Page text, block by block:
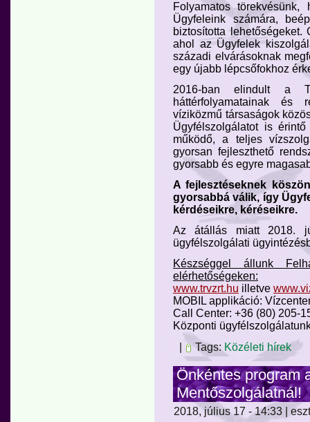
Folyamatos
Ügyfeleink számára,
biztosította
ahol az Ügyfelek
századi elvárásoknak
egy újabb lépcsőfokhoz
2016-ban elindult a
háttérfolyamatainak és
víziközmű társaságok
Ügyfélszolgálatot is
működő, a teljes
gyorsan fejleszthető
gyorsabb és egyre
A fejlesztéseknek
gyorsabbá válik, így
kérdéseikre, kéréseikre.
Az átállás miatt 2018.
ügyfélszolgálati
Készséggel állunk
elérhetőségeken:
www.trvzrt.hu illetve
MOBIL applikáció:
Call Center: +36 (80) 205-
Központi
Tags: Közéleti hírek
Önkéntes program
Mentőszolgálatnál!
2018, július 17 - 14:33 |